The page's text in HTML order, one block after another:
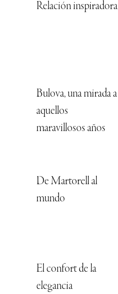
Relación inspiradora
Bulova, una mirada a
aquellos
maravillosos años
De Martorell al
mundo
El confort de la
elegancia